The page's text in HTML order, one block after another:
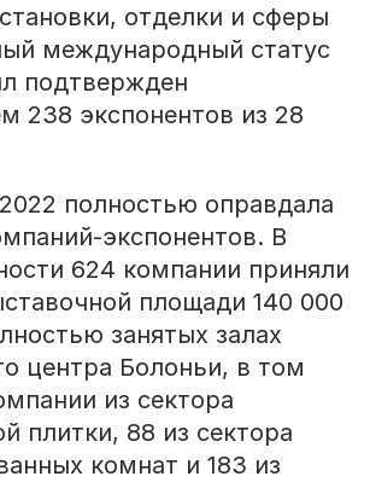
отделки и сферы
международный статус
подтвержден
238 экспонентов из 28
полностью оправдала
экспонентов. В
624 компании приняли
площади 140 000
занятых залах
центра Болоньи, в том
из сектора
плитки, 88 из сектора
комнат и 183 из